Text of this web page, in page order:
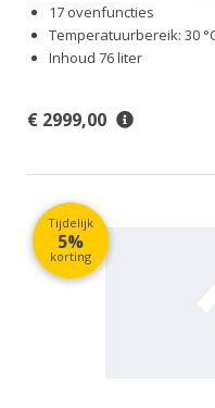
17 ovenfuncties
Temperatuurbereik: 30
Inhoud 76 liter
€ 2999,00
Tijdelijk
5%
korting